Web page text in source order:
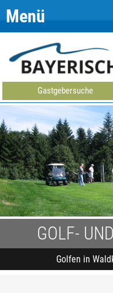
Gastgebersuche
GOLF-
Golfen in
Menü